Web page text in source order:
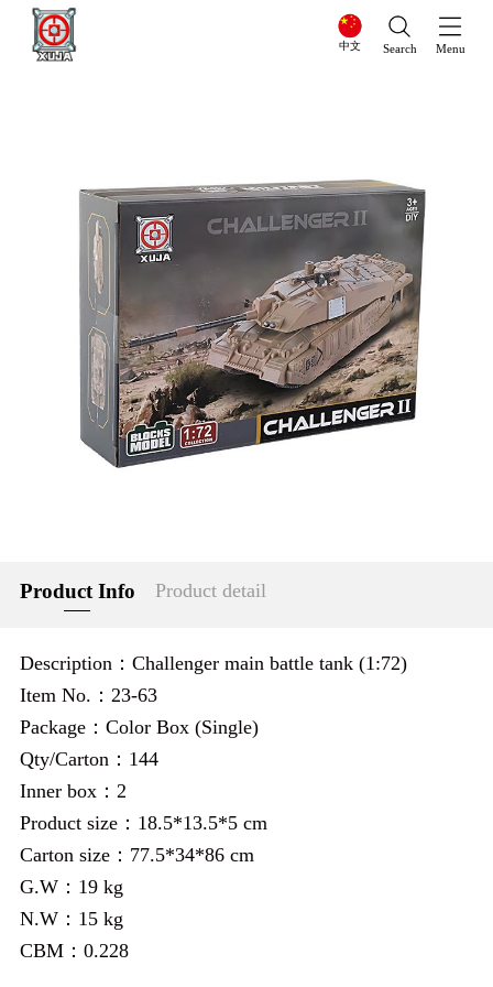
中文 Search Menu
Product Info Product detail
Description：Challenger main battle tank (1:72)
Item No.：23-63
Package：Color Box (Single)
Qty/Carton：144
Inner box：2
Product size：18.5*13.5*5 cm
Carton size：77.5*34*86 cm
G.W：19 kg
N.W：15 kg
CBM：0.228